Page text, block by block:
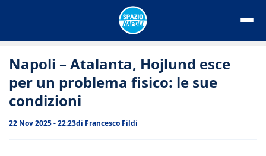
Napoli – Atalanta, Hojlund esce
per un problema fisico: le sue
condizioni
22 Nov 2025 - 22:23di Francesco Fildi